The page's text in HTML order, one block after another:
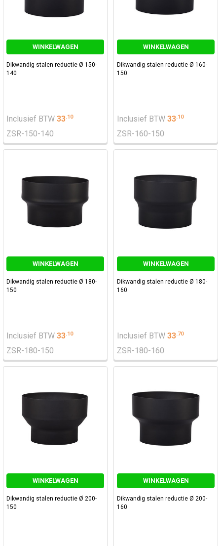
WINKELWAGEN
Dikwandig stalen reductie Ø 150-
140
Inclusief BTW 33.10
ZSR-150-140
WINKELWAGEN
Dikwandig stalen reductie Ø 160-
150
Inclusief BTW 33.10
ZSR-160-150
WINKELWAGEN
Dikwandig stalen reductie Ø 180-
150
Inclusief BTW 33 10
ZSR-180-150
WINKELWAGEN
Dikwandig stalen reductie Ø 180-
160
Inclusief BTW 33 70
ZSR-180-160
WINKELWAGEN
Dikwandig stalen reductie Ø 200-
150
WINKELWAGEN
Dikwandig stalen reductie Ø 200-
160